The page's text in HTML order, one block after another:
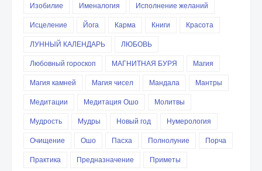
Изобилие
Именалогия
Исполнение желаний
Исцеление
Йога Карма Книги
Красота
ЛУННЫЙ КАЛЕНДАРЬ
ЛЮБОВЬ
Любовный гороскоп
МАГНИТНАЯ БУРЯ
Магия
Магия камней
Магия чисел Мандала
Мантры
Медитации
Медитация Ошо
Молитвы
Мудрость
Мудры Новый год
Нумерология
Очищение
Ошо Пасха Полнолуние
Порча
Практика
Предназначение
Приметы